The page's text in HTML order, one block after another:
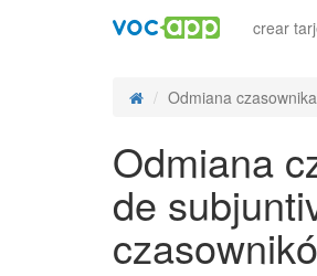
crear
Odmiana
Odmiana
de